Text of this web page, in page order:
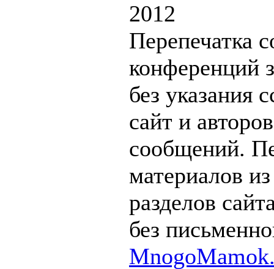
2012
Перепечатка
конференций
без указания
сайт и
сообщений.
материалов
разделов
без